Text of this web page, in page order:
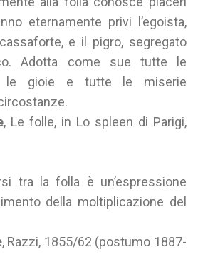
eternamente privi l’egoista,
e il pigro, segregato
Adotta come sue tutte le
le gioie e tutte le miserie
, Le folle, in Lo spleen di Parigi,
tra la folla è un’espressione
della moltiplicazione del
, Razzi, 1855/62 (postumo 1887-